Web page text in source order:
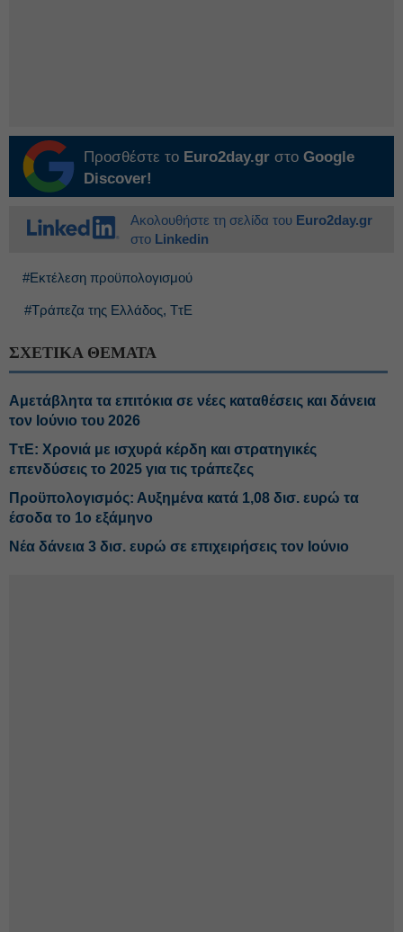
Προσθέστε το Euro2day.gr στο Google
Discover!
Ακολουθήστε τη σελίδα του Euro2day.gr
στο Linkedin
#Εκτέλεση προϋπολογισμού
#Τράπεζα της Ελλάδος, ΤτΕ
ΣΧΕΤΙΚΑ ΘΕΜΑΤΑ
Αμετάβλητα τα επιτόκια σε νέες καταθέσεις και δάνεια
τον Ιούνιο του 2026
ΤτΕ: Χρονιά με ισχυρά κέρδη και στρατηγικές
επενδύσεις το 2025 για τις τράπεζες
Προϋπολογισμός: Αυξημένα κατά 1,08 δισ. ευρώ τα
έσοδα το 1ο εξάμηνο
Νέα δάνεια 3 δισ. ευρώ σε επιχειρήσεις τον Ιούνιο